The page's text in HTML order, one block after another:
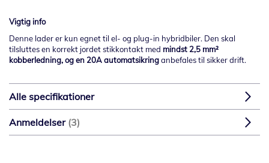
Vigtig info
Denne lader er kun egnet til el- og plug-in hybridbiler. Den skal
tilsluttes en korrekt jordet stikkontakt med mindst 2,5 mm²
kobberledning, og en 20A automatsikringanbefales til sikker drift.
Alle specifikationer
Anmeldelser 3